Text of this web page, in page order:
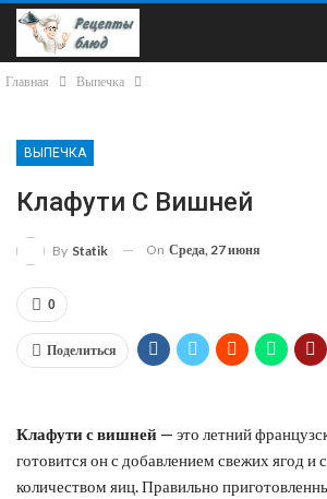
Главная Выпечка
ВЫПЕЧКА
Клафути С Вишней
By Statik On Среда, 27 июня
0
Поделиться
Клафути с вишней — это летний
готовится он с добавлением свежих ягод и
количеством яиц. Правильно